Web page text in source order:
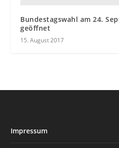
Bundestagswahl am 24.
geöffnet
15. August 2017
Impressum